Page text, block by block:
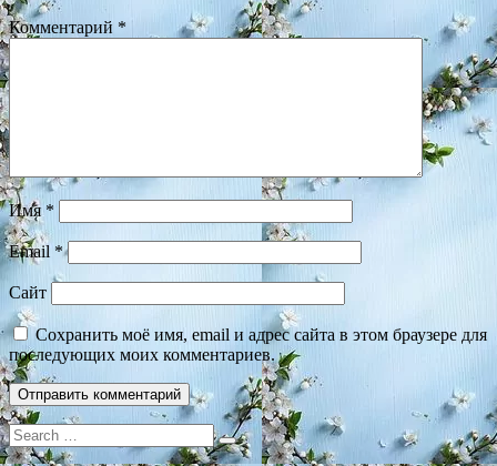
Комментарий *
Имя *
Email *
Сайт
Сохранить моё имя, email и адрес сайта в этом браузере для
последующих моих комментариев.
Search
for: